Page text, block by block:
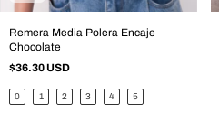
Remera Media Polera Encaje
Chocolate
$36.30 USD
0 1 2 3 4 5